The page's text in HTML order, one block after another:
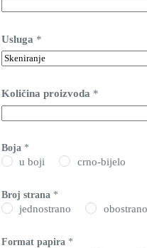
Usluga *
Količina proizvoda *
Boja *
u boji crno-bijelo
Broj strana *
jednostrano obostrano
Format papira *